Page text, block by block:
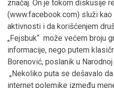
značaj. On je tokom diskusije
(www.facebook.com) služi
aktivnosti i da korišćenjem
„Fejsbuk“ može većem broju
informacije, nego putem
Borenović, poslanik u
„Nekoliko puta se dešavalo
internet polemike između